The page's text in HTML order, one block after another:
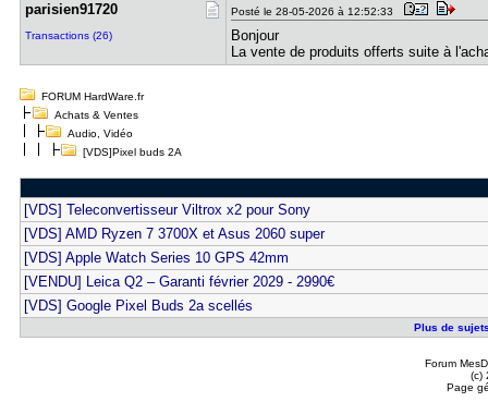
parisien91​720
Transactions (26)
Posté le 28-05-2026 à 12:52:33
Bonjour
La vente de produits offerts suite à
FORUM HardWare.fr
Achats & Ventes
Audio, Vidéo
[VDS]Pixel buds 2A
[VDS] Teleconvertisseur Viltrox x2 pour Sony
[VDS] AMD Ryzen 7 3700X et Asus 2060 super
[VDS] Apple Watch Series 10 GPS 42mm
[VENDU] Leica Q2 – Garanti février 2029 - 2990€
[VDS] Google Pixel Buds 2a scellés
Plus de
Forum
(c)
Page